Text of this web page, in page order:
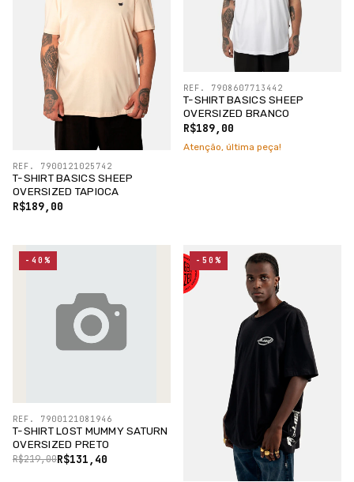
T-SHIRT BASICS SHEEP
OVERSIZED TAPIOCA
R$189,00
REF. 7900121025742
T-SHIRT BASICS SHEEP
OVERSIZED BRANCO
R$189,00
REF. 7908607713442
Atenção, última peça!
T-SHIRT LOST MUMMY SATURN
OVERSIZED PRETO
R$131,40
R$219,00
REF. 7900121081946
-40% -50%